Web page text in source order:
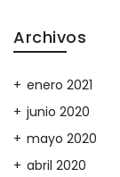
Archivos
enero 2021
junio 2020
mayo 2020
abril 2020